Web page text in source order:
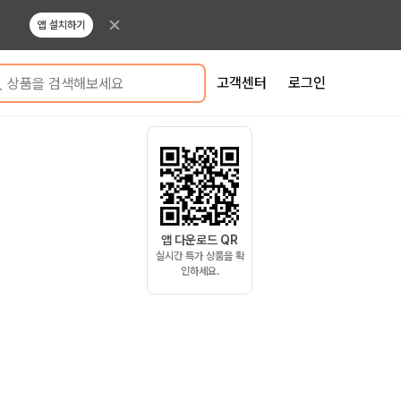
앱 설치하기
상품을 검색해보세요 고객센터 로그인
앱 다운로드 QR
실시간 특가 상품을 확
인하세요.